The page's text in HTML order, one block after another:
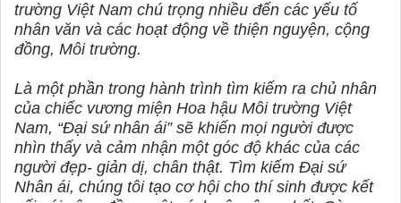
trường Việt Nam chú trọng nhiều đến các yếu tố
nhân văn và các hoạt động về thiện nguyện, cộng
đồng, Môi trường.
Là một phần trong hành trình tìm kiếm ra chủ nhân
của chiếc vương miện Hoa hậu Môi trường Việt
Nam, “Đại sứ nhân ái” sẽ khiến mọi người được
nhìn thấy và cảm nhận một góc độ khác của các
người đẹp- giản dị, chân thật. Tìm kiếm Đại sứ
Nhân ái, chúng tôi tạo cơ hội cho thí sinh được kết